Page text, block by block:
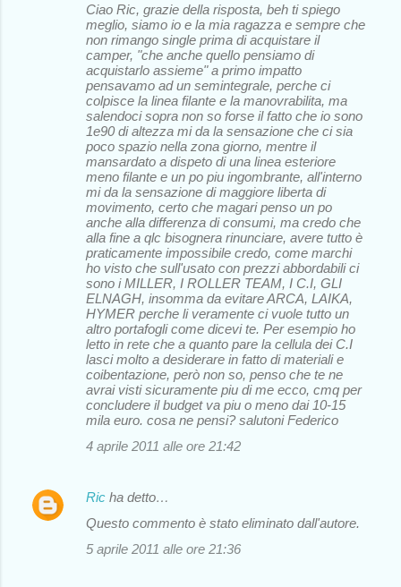
Ciao Ric, grazie della risposta, beh ti spiego
meglio, siamo io e la mia ragazza e sempre che
non rimango single prima di acquistare il
camper, "che anche quello pensiamo di
acquistarlo assieme" a primo impatto
pensavamo ad un semintegrale, perche ci
colpisce la linea filante e la manovrabilita, ma
salendoci sopra non so forse il fatto che io sono
1e90 di altezza mi da la sensazione che ci sia
poco spazio nella zona giorno, mentre il
mansardato a dispeto di una linea esteriore
meno filante e un po piu ingombrante, all'interno
mi da la sensazione di maggiore liberta di
movimento, certo che magari penso un po
anche alla differenza di consumi, ma credo che
alla fine a qlc bisognera rinunciare, avere tutto è
praticamente impossibile credo, come marchi
ho visto che sull'usato con prezzi abbordabili ci
sono i MILLER, I ROLLER TEAM, I C.I, GLI
ELNAGH, insomma da evitare ARCA, LAIKA,
HYMER perche li veramente ci vuole tutto un
altro portafogli come dicevi te. Per esempio ho
letto in rete che a quanto pare la cellula dei C.I
lasci molto a desiderare in fatto di materiali e
coibentazione, però non so, penso che te ne
avrai visti sicuramente piu di me ecco, cmq per
concludere il budget va piu o meno dai 10-15
mila euro. cosa ne pensi? salutoni Federico
4 aprile 2011 alle ore 21:42
Ric ha detto…
Questo commento è stato eliminato dall'autore.
5 aprile 2011 alle ore 21:36